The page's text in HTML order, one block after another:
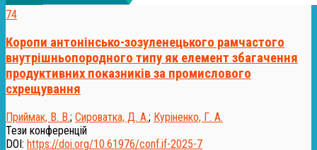
74
Коропи антонінсько-зозуленецького рамчастого
внутрішньопородного типу як елемент збагачення
продуктивних показників за промислового
схрещування
Приймак, В. В.; Сироватка, Д. А.; Куріненко, Г. А.
Тези конференцій
DOI: https://doi.org/10.61976/conf.if-2025-7